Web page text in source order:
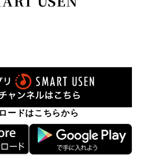
ードはこちらから